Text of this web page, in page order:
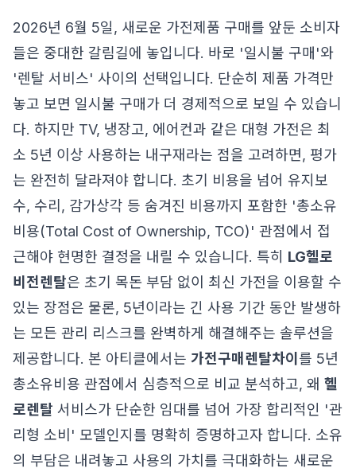
2026년 6월 5일, 새로운 가전제품 구매를 앞둔 소비자
들은 중대한 갈림길에 놓입니다. 바로 '일시불 구매'와
'렌탈 서비스' 사이의 선택입니다. 단순히 제품 가격만
놓고 보면 일시불 구매가 더 경제적으로 보일 수 있습니
다. 하지만 TV, 냉장고, 에어컨과 같은 대형 가전은 최
소 5년 이상 사용하는 내구재라는 점을 고려하면, 평가
는 완전히 달라져야 합니다. 초기 비용을 넘어 유지보
수, 수리, 감가상각 등 숨겨진 비용까지 포함한 '총소유
비용(Total Cost of Ownership, TCO)' 관점에서 접
근해야 현명한 결정을 내릴 수 있습니다. 특히 LG헬로
비전렌탈은 초기 목돈 부담 없이 최신 가전을 이용할 수
있는 장점은 물론, 5년이라는 긴 사용 기간 동안 발생하
는 모든 관리 리스크를 완벽하게 해결해주는 솔루션을
제공합니다. 본 아티클에서는 가전구매렌탈차이 를 5년
총소유비용 관점에서 심층적으로 비교 분석하고, 왜 헬
로렌탈 서비스가 단순한 임대를 넘어 가장 합리적인 '관
리형 소비' 모델인지를 명확히 증명하고자 합니다. 소유
의 부담은 내려놓고 사용의 가치를 극대화하는 새로운